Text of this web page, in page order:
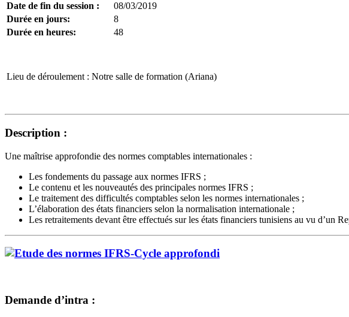
Date de fin du session :
08/03/2019
Durée en jours:
8
Durée en heures:
48
Lieu de déroulement : Notre salle de formation (Ariana)
Description :
Une maîtrise approfondie des normes comptables internationales :
Les fondements du passage aux normes IFRS ;
Le contenu et les nouveautés des principales normes IFRS ;
Le traitement des difficultés comptables selon les normes internationales ;
L’élaboration des états financiers selon la normalisation internationale ;
Les retraitements devant être effectués sur les états financiers tunisiens au vu d’un
Demande d’intra :